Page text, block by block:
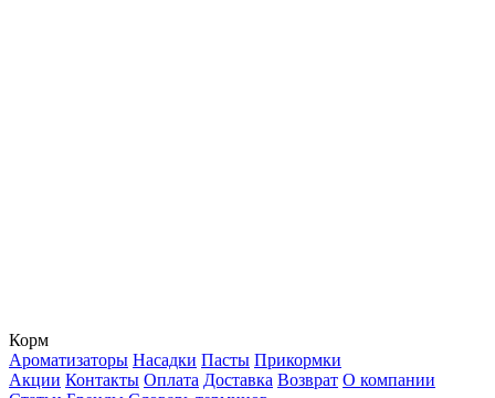
Корм
Ароматизаторы Насадки Пасты Прикормки
Акции Контакты Оплата Доставка Возврат О компании